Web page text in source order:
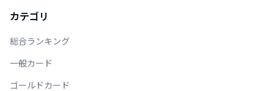
カテゴリ
総合ランキング
一般カード
ゴールドカード